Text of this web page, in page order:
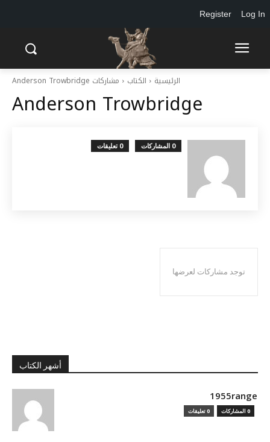
الرئيسية الكتاب مشاركات Anderson Trowbridge
Anderson Trowbridge
0 المشاركات 0 تعليقات
توجد مشاركات لعرضها
أشهر الكتاب
1955range
0 المشاركات 0 تعليقات
Log In
Register